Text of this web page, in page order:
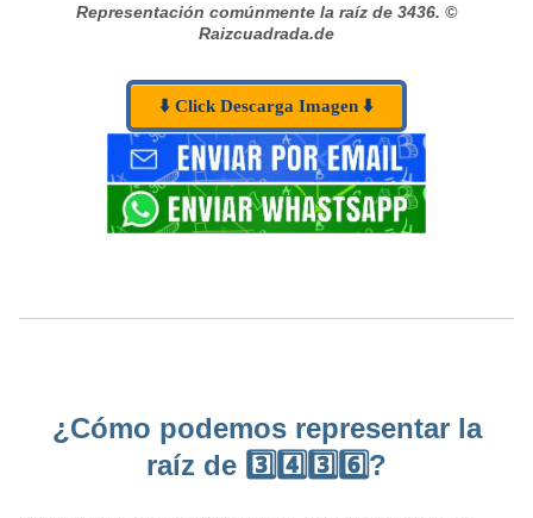
Representación comúnmente la raíz de 3436. ©
Raizcuadrada.de
⬇️ Click Descarga Imagen ⬇️
¿Cómo podemos representar la
raíz de 3️⃣4️⃣3️⃣6️⃣?